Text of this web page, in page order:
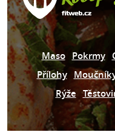
Maso Pokrmy
Přílohy
Rýže